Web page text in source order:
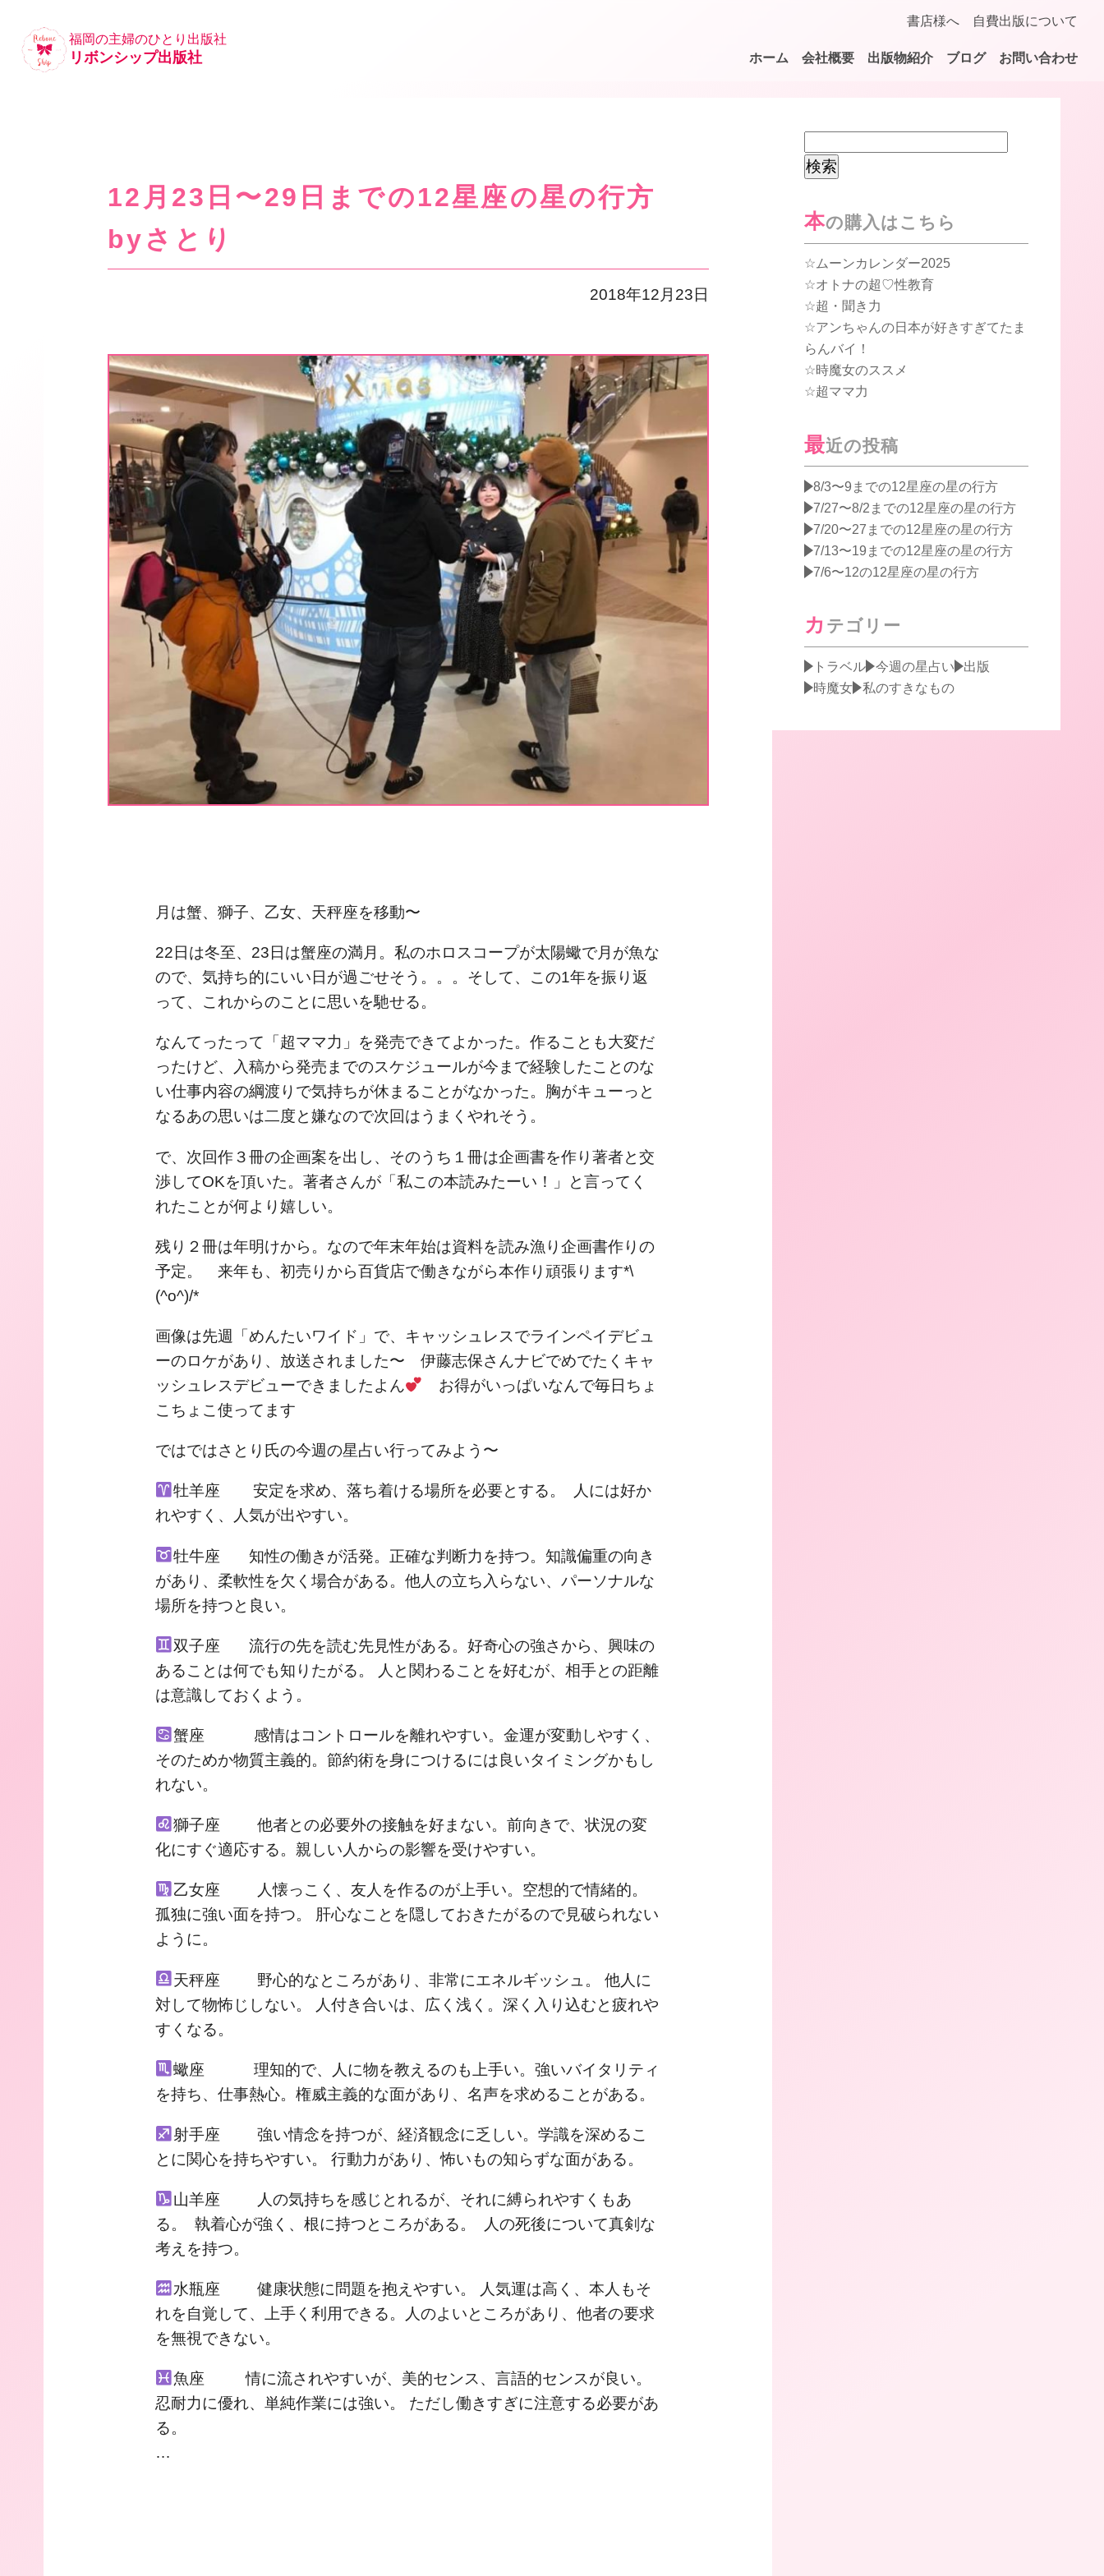
福岡の主婦のひとり出版社
リボンシップ出版社
書店様へ 自費出版について
ホーム 会社概要 出版物紹介 ブログ お問い合わせ
12月23日〜29日までの12星座の星の行方
byさとり
2018年12月23日
月は蟹、獅子、乙女、天秤座を移動〜
22日は冬至、23日は蟹座の満月。私のホロスコープが太陽蠍で月が魚な
ので、気持ち的にいい日が過ごせそう。。。そして、この1年を振り返
って、これからのことに思いを馳せる。
なんてったって「超ママ力」を発売できてよかった。作ることも大変だ
ったけど、入稿から発売までのスケジュールが今まで経験したことのな
い仕事内容の綱渡りで気持ちが休まることがなかった。胸がキューっと
なるあの思いは二度と嫌なので次回はうまくやれそう。
で、次回作３冊の企画案を出し、そのうち１冊は企画書を作り著者と交
渉してOKを頂いた。著者さんが「私この本読みたーい！」と言ってく
れたことが何より嬉しい。
残り２冊は年明けから。なので年末年始は資料を読み漁り企画書作りの
予定。 来年も、初売りから百貨店で働きながら本作り頑張ります*\
(^o^)/*
画像は先週「めんたいワイド」で、キャッシュレスでラインペイデビュ
ーのロケがあり、放送されました〜 伊藤志保さんナビでめでたくキャ
ッシュレスデビューできましたよん
お得がいっぱいなんで毎日ちょ
こちょこ使ってます
ではではさとり氏の今週の星占い行ってみよう〜
牡羊座 安定を求め、落ち着ける場所を必要とする。 人には好か
れやすく、人気が出やすい。
牡牛座 知性の働きが活発。正確な判断力を持つ。知識偏重の向き
があり、柔軟性を欠く場合がある。他人の立ち入らない、パーソナルな
場所を持つと良い。
双子座 流行の先を読む先見性がある。好奇心の強さから、興味の
あることは何でも知りたがる。 人と関わることを好むが、相手との距離
は意識しておくよう。
蟹座 感情はコントロールを離れやすい。金運が変動しやすく、
そのためか物質主義的。節約術を身につけるには良いタイミングかもし
れない。
獅子座 他者との必要外の接触を好まない。前向きで、状況の変
化にすぐ適応する。親しい人からの影響を受けやすい。
乙女座 人懐っこく、友人を作るのが上手い。空想的で情緒的。
孤独に強い面を持つ。 肝心なことを隠しておきたがるので見破られない
ように。
天秤座 野心的なところがあり、非常にエネルギッシュ。 他人に
対して物怖じしない。 人付き合いは、広く浅く。深く入り込むと疲れや
すくなる。
蠍座 理知的で、人に物を教えるのも上手い。強いバイタリティ
を持ち、仕事熱心。権威主義的な面があり、名声を求めることがある。
射手座 強い情念を持つが、経済観念に乏しい。学識を深めるこ
とに関心を持ちやすい。 行動力があり、怖いもの知らずな面がある。
山羊座 人の気持ちを感じとれるが、それに縛られやすくもあ
る。 執着心が強く、根に持つところがある。 人の死後について真剣な
考えを持つ。
水瓶座 健康状態に問題を抱えやすい。 人気運は高く、本人もそ
れを自覚して、上手く利用できる。人のよいところがあり、他者の要求
を無視できない。
魚座 情に流されやすいが、美的センス、言語的センスが良い。
忍耐力に優れ、単純作業には強い。 ただし働きすぎに注意する必要があ
る。
…
索:
本の購入はこちら
ムーンカレンダー2025
オトナの超♡性教育
超・聞き力
アンちゃんの日本が好きすぎてたま
らんバイ！
時魔女のススメ
超ママ力
最近の投稿
8/3〜9までの12星座の星の行方
7/27〜8/2までの12星座の星の行方
7/20〜27までの12星座の星の行方
7/13〜19までの12星座の星の行方
7/6〜12の12星座の星の行方
カ テゴリー
トラベル 今週の星占い
出版
時魔女
私のすきなもの